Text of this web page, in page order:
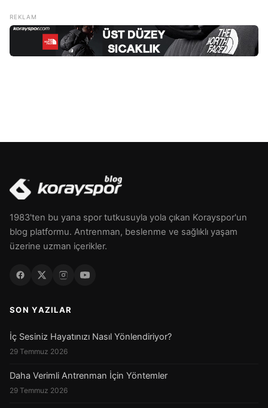
meyveler, özellikle de roka gibi yeşil yapraklı bitkiler ön
planda yer alır. Diyet, vücudun daha fazla […]
1983'ten bu yana spor tutkusuyla yola çıkan Korayspor'un
blog platformu. Antrenman, beslenme ve sağlıklı yaşam
üzerine uzman içerikler.
SON YAZILAR
İç Sesiniz Hayatınızı Nasıl Yönlendiriyor?
29 Temmuz 2026
Daha Verimli Antrenman İçin Yöntemler
29 Temmuz 2026